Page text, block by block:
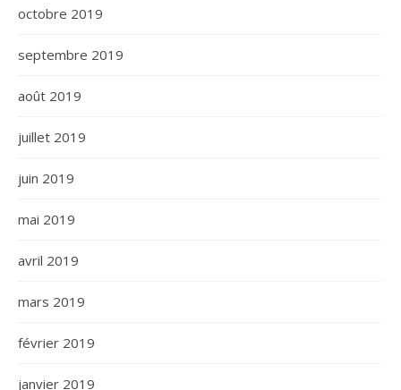
octobre 2019
septembre 2019
août 2019
juillet 2019
juin 2019
mai 2019
avril 2019
mars 2019
février 2019
janvier 2019